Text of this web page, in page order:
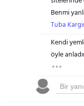
Benmi
Tuba
Kendi
öyle